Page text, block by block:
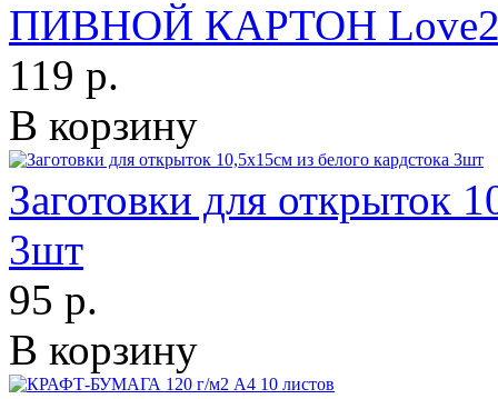
ПИВНОЙ КАРТОН
119 р.
В корзину
Заготовки для открыток
3шт
95 р.
В корзину